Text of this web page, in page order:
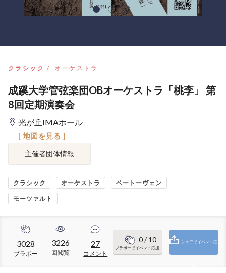
クラシック オーケストラ
成蹊大学管弦楽団OBオーケストラ「桃李」 第
8回定期演奏会
光が丘IMAホール
[ 地図を見る ]
主催者団体情報
クラシック オーケストラ ベートーヴェン
モーツァルト
3028
ブラボー
3226
回閲覧
27
コメント
0/ 10
ブラボーでイベント応援
シェアでイベント応